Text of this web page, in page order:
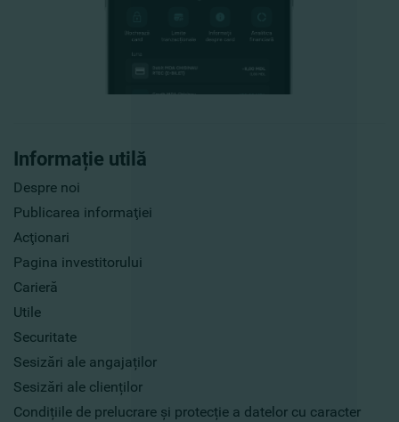
Informație utilă
Despre noi
Publicarea informaţiei
Acţionari
Pagina investitorului
Carieră
Utile
Securitate
Sesizări ale angajaților
Sesizări ale clienților
Condițiile de prelucrare și protecție a datelor cu caracter